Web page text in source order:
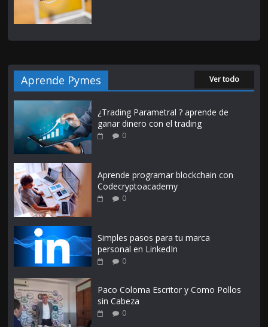
Aprende Pymes Ver todo
¿Trading Parametral ? aprende de
ganar dinero con el trading
0
Aprende programar blockchain con
Codecryptoacademy
0
Simples pasos para tu marca
personal en LinkedIn
0
Paco Coloma Escritor y Como Pollos
sin Cabeza
0